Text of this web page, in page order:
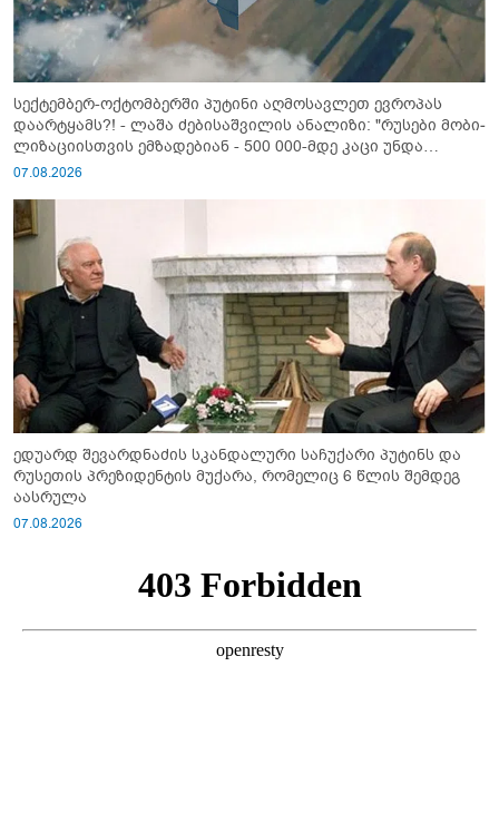
სექტემბერ-ოქტომბერში პუტინი აღმოსავლეთ ევროპას
დაარტყამს?! - ლაშა ძებისაშვილის ანალიზი: "რუსები მობი­
ლიზაციისთვის ემზადებიან - 500 000-მდე კაცი უნდა
გაიწვიონ ომში"
07.08.2026
ედუარდ შევარდნაძის სკანდალური საჩუქარი პუტინს და
რუსეთის პრეზიდენტის მუქარა, რომელიც 6 წლის შემდეგ
აასრულა
07.08.2026